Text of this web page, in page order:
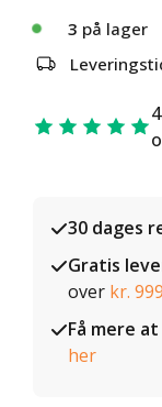
3 på lager
30 dages
Gratis
over kr.
Få mere
her